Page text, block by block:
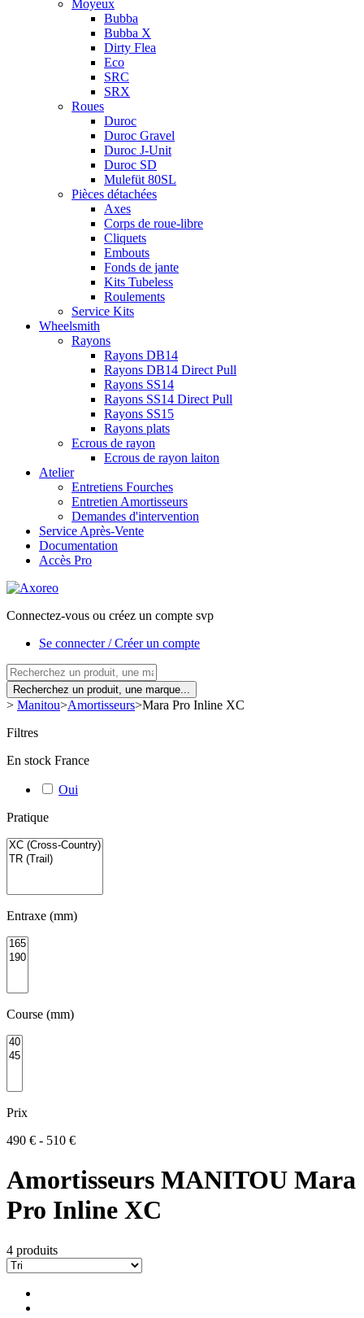
Moyeux
Bubba
Bubba X
Dirty Flea
Eco
SRC
SRX
Roues
Duroc
Duroc Gravel
Duroc J-Unit
Duroc SD
Mulefüt 80SL
Pièces détachées
Axes
Corps de roue-libre
Cliquets
Embouts
Fonds de jante
Kits Tubeless
Roulements
Service Kits
Wheelsmith
Rayons
Rayons DB14
Rayons DB14 Direct Pull
Rayons SS14
Rayons SS14 Direct Pull
Rayons SS15
Rayons plats
Ecrous de rayon
Ecrous de rayon laiton
Atelier
Entretiens Fourches
Entretien Amortisseurs
Demandes d'intervention
Service Après-Vente
Documentation
Accès Pro
Connectez-vous ou créez un compte svp
Se connecter / Créer un compte
Recherchez un produit, une marque...
> Manitou>Amortisseurs>Mara Pro Inline XC
Filtres
En stock France
Oui
Pratique
Entraxe (mm)
Course (mm)
Prix
490 € - 510 €
Amortisseurs MANITOU Mara
Pro Inline XC
4 produits